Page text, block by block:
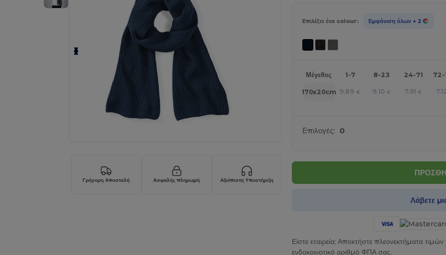
Γρήγορη Αποστολή Ασφαλής πληρωμή Αξιόπιστη Υποστήριξη
Επιλέξτε ένα colour: Εμφάνιση όλων + 2
Μέγεθος 1-7 8-23 24-71 72-
170x20cm 9.89 € 9.10 € 7.91 € 7.12
Επιλογές: 0
Λάβετε
Είστε εταιρεία; Αποκτήστε πλεονεκτήματα
ενδοκοινοτικό αριθμό ΦΠΑ σας.